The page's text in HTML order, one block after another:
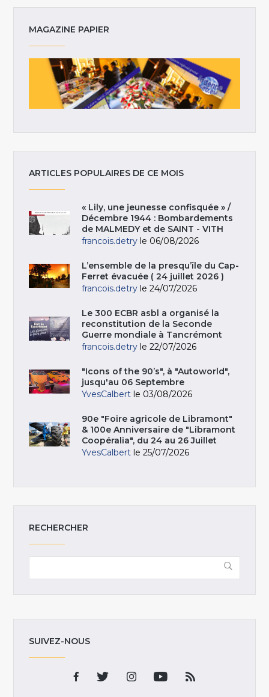
MAGAZINE PAPIER
ARTICLES POPULAIRES DE CE MOIS
« Lily, une jeunesse confisquée » /
Décembre 1944 : Bombardements
de MALMEDY et de SAINT - VITH
francois.detry le 06/08/2026
L’ensemble de la presqu’île du Cap-
Ferret évacuée ( 24 juillet 2026 )
francois.detry le 24/07/2026
Le 300 ECBR asbl a organisé la
reconstitution de la Seconde
Guerre mondiale à Tancrémont
francois.detry le 22/07/2026
"Icons of the 90’s", à "Autoworld",
jusqu'au 06 Septembre
YvesCalbert le 03/08/2026
90e "Foire agricole de Libramont"
& 100e Anniversaire de "Libramont
Coopéralia", du 24 au 26 Juillet
YvesCalbert le 25/07/2026
RECHERCHER
SUIVEZ-NOUS